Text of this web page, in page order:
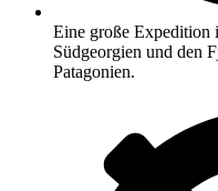
Eine große Expedition
Südgeorgien und den
Patagonien.